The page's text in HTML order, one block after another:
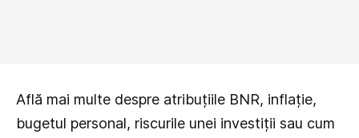
Află mai multe despre atribuțiile BNR, inflație,
bugetul personal, riscurile unei investiții sau cum